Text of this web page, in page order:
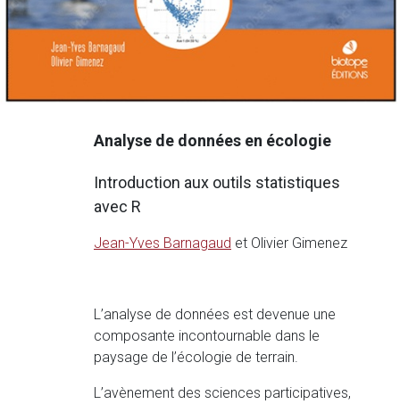
Analyse de données en écologie
Introduction aux outils statistiques
avec R
Jean-Yves Barnagaud et Olivier Gimenez
L’analyse de données est devenue une
composante incontournable dans le
paysage de l’écologie de terrain.
L’avènement des sciences participatives,